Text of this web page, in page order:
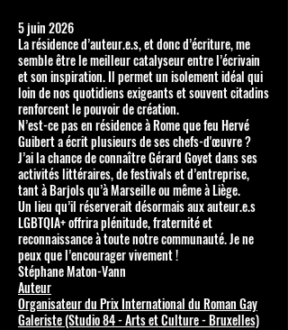
5 juin 2026
La résidence d’auteur.e.s, et donc d’écriture, me
semble être le meilleur catalyseur entre l’écrivain
et son inspiration. Il permet un isolement idéal qui
loin de nos quotidiens exigeants et souvent citadins
renforcent le pouvoir de création.
N’est-ce pas en résidence à Rome que feu Hervé
Guibert a écrit plusieurs de ses chefs-d'œuvre ?
J’ai la chance de connaître Gérard Goyet dans ses
activités littéraires, de festivals et d’entreprise,
tant à Barjols qu’à Marseille ou même à Liège.
Un lieu qu’il réserverait désormais aux auteur.e.s
LGBTQIA+ offrira plénitude, fraternité et
reconnaissance à toute notre communauté. Je ne
peux que l’encourager vivement !
Stéphane Maton-Vann
Auteur
Organisateur du Prix International du Roman Gay
Galeriste (Studio 84 - Arts et Culture - Bruxelles)